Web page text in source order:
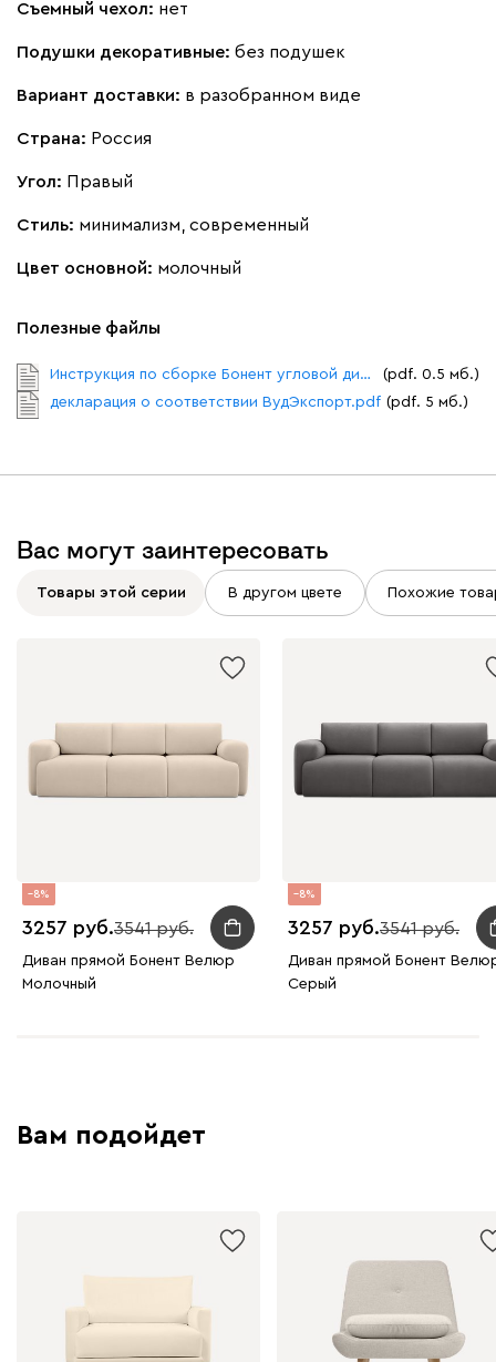
Латте Терра
Бежевый Графит Молочный
Дарте
Съемный чехол: нет
Подушки декоративные: без подушек
Вариант доставки: в разобранном виде
Страна: Россия
Угол: Правый
Стиль: минимализм, современный
Цвет основной: молочный
Полезные файлы
Инструкция по сборке Бонент угловой диван.pdf
(pdf. 0.5 мб.)
декларация о соответствии ВудЭкспорт.pdf (pdf. 5 мб.)
Вас могут заинтересовать
Товары этой серии В другом цвете Похожие
8
3257 3541
Диван прямой Бонент Велюр
Молочный
8
3257 3541
Диван прямой Бонент
Серый
Вам подойдет